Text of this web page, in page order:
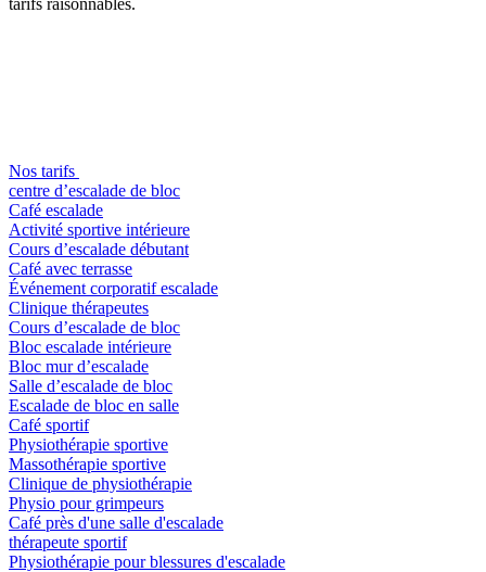
Nos tarifs
centre d’escalade de bloc
Café escalade
Activité sportive intérieure
Cours d’escalade débutant
Café avec terrasse
Événement corporatif escalade
Clinique thérapeutes
Cours d’escalade de bloc
Bloc escalade intérieure
Bloc mur d’escalade
Salle d’escalade de bloc
Escalade de bloc en salle
Café sportif
Physiothérapie sportive
Massothérapie sportive
Clinique de physiothérapie
Physio pour grimpeurs
Café près d'une salle d'escalade
thérapeute sportif
Physiothérapie pour blessures d'escalade